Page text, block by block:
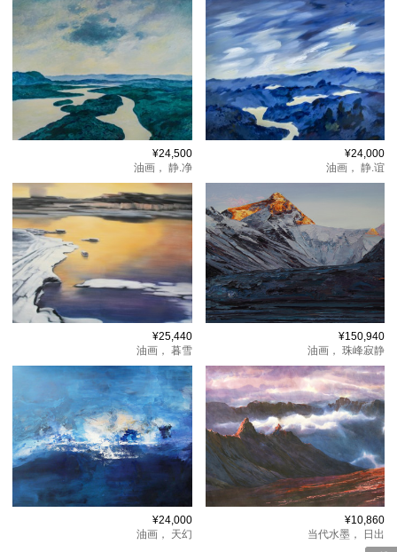
¥24,500
油画， 静.净
¥24,000
油画， 静.谊
¥25,440
油画， 暮雪
¥150,940
油画， 珠峰寂静
¥24,000
油画，
天幻
¥10,860
当代水墨，
日出